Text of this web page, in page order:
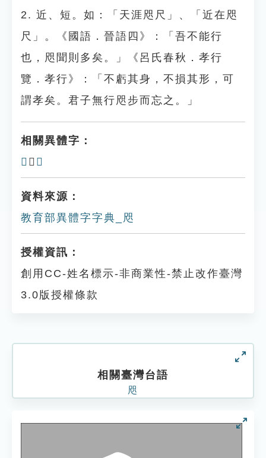
2. 近、短。如：「天涯咫尺」、「近在咫
尺」。《國語．晉語四》：「吾不能行
也，咫聞則多矣。」《呂氏春秋．孝行
覽．孝行》：「不虧其身，不損其形，可
謂孝矣。君子無行咫步而忘之。」
相關異體字：
𣥉 、 𦐖
資料來源：
教育部異體字字典_咫
授權資訊：
創用CC-姓名標示-非商業性-禁止改作臺灣
3.0版授權條款
相關臺灣台語
咫